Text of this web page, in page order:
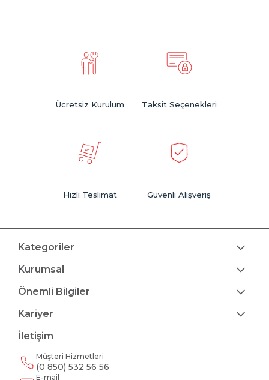
Ücretsiz Kurulum Taksit Seçenekleri
Hızlı Teslimat Güvenli Alışveriş
Kategoriler
Kurumsal
Önemli Bilgiler
Kariyer
İletişim
Müşteri Hizmetleri
(0 850) 532 56 56
E-mail